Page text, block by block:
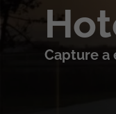
Voos
Capture a